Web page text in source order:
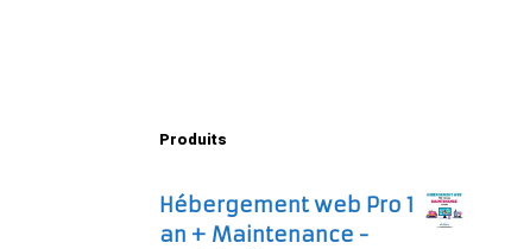
Produits
Hébergement web Pro 1
an + Maintenance -